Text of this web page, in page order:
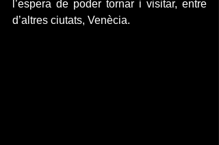
l’espera de poder tornar i visitar, entre
d’altres ciutats, Venècia.